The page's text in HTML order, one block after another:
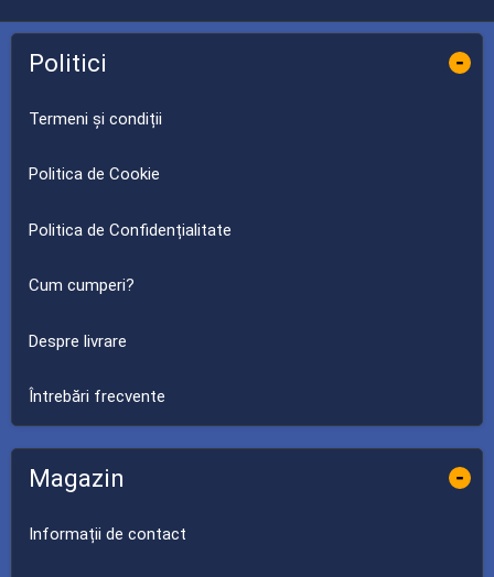
Politici -
Termeni și condiții
Politica de Cookie
Politica de Confidențialitate
Cum cumperi?
Despre livrare
Întrebări frecvente
Magazin -
Informații de contact